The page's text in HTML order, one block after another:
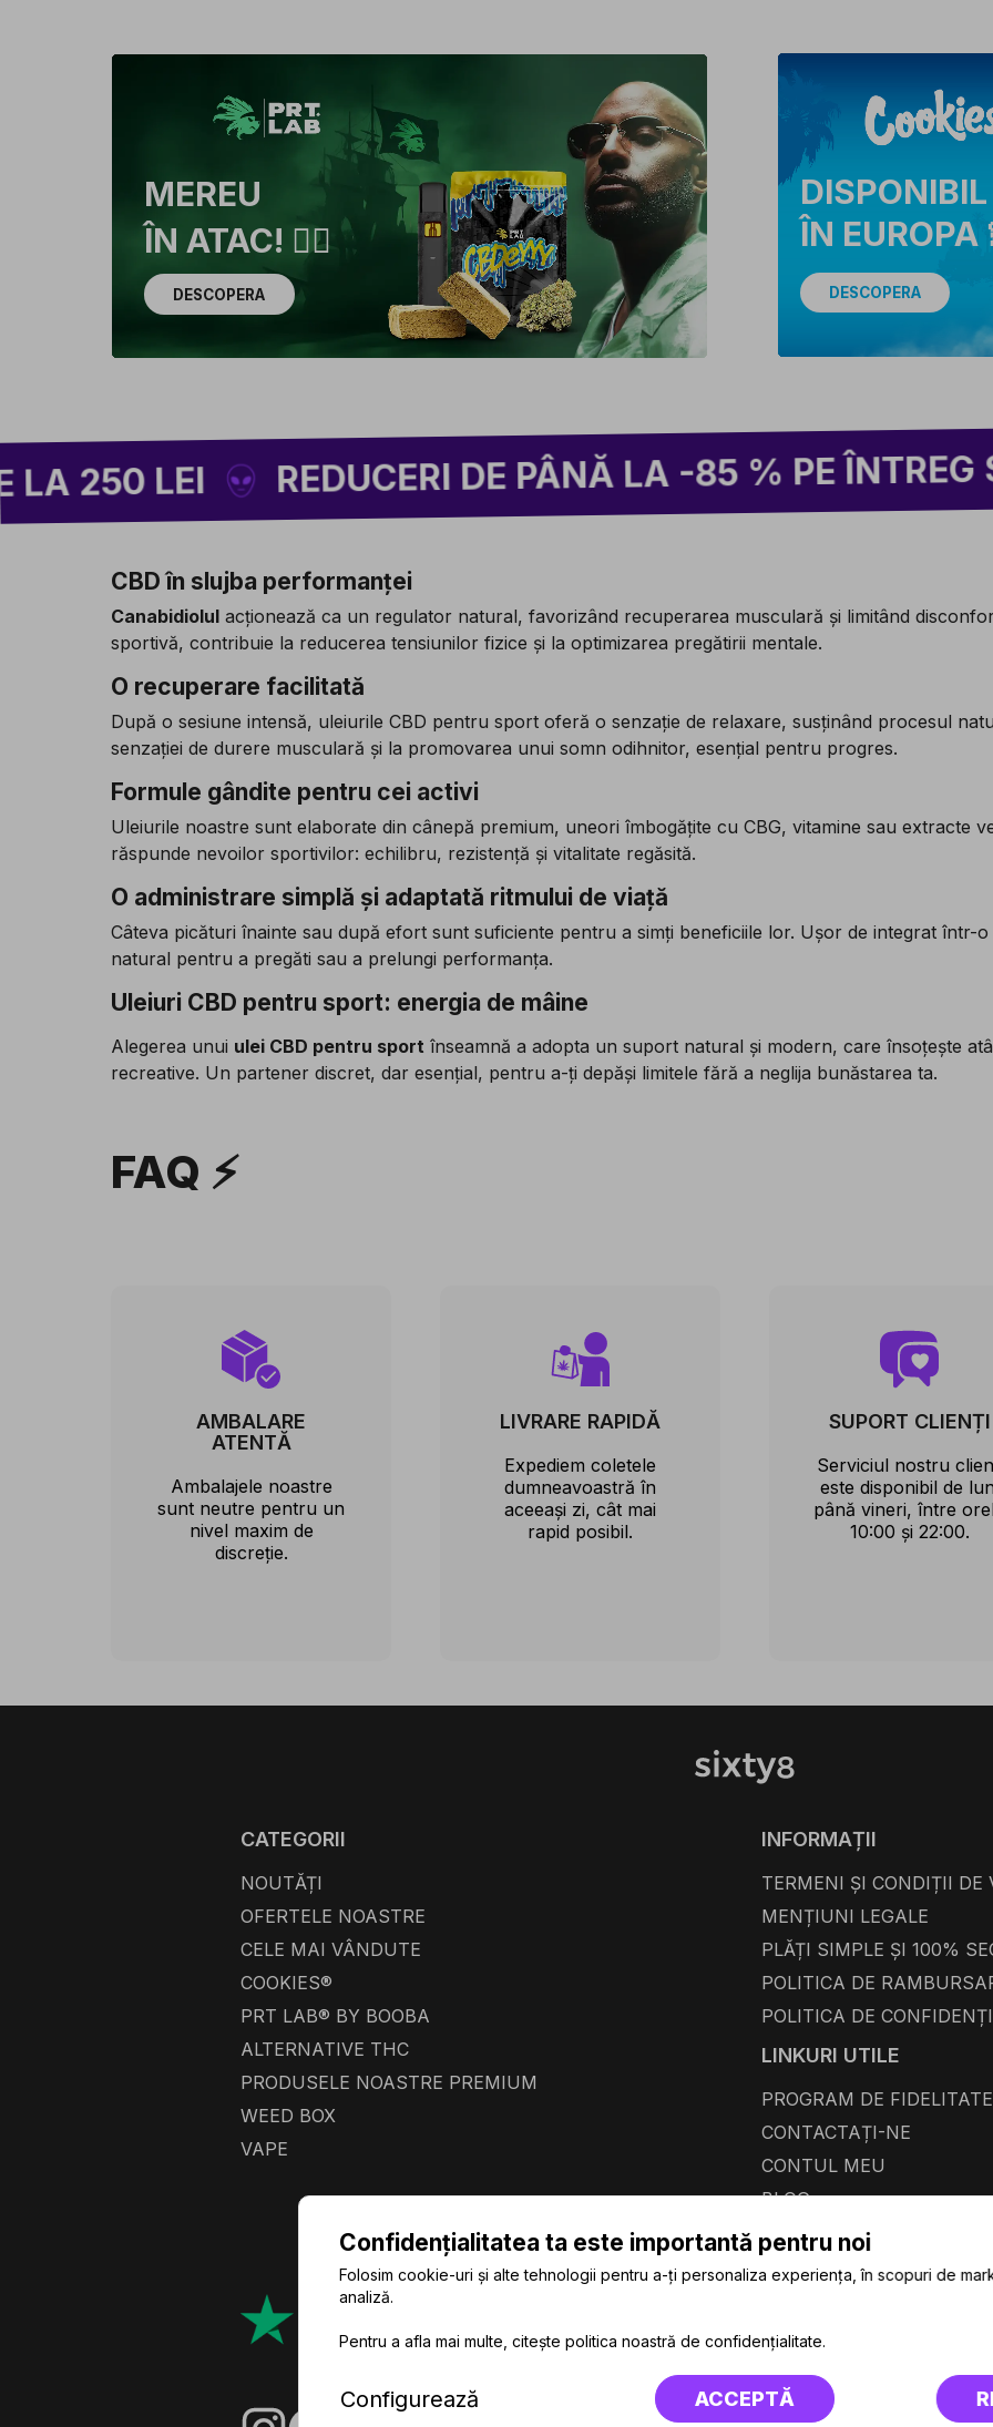
MEREU
ÎN ATAC! 🏴‍☠️
DESCOPERA
DISPONIBIL
ÎN EUROPA
DESCOPERA
LEI REDUCERI DE PÂNĂ LA -85 % PE ÎNTREG SITE-
CBD în slujba performanței
Canabidiolul acționează ca un regulator natural, favorizând recuperarea musculară și limitând
sportivă, contribuie la reducerea tensiunilor fizice și la optimizarea pregătirii mentale.
O recuperare facilitată
După o sesiune intensă, uleiurile CBD pentru sport oferă o senzație de relaxare, susținând procesul
senzației de durere musculară și la promovarea unui somn odihnitor, esențial pentru progres.
Formule gândite pentru cei activi
Uleiurile noastre sunt elaborate din cânepă premium, uneori îmbogățite cu CBG, vitamine sau extracte
răspunde nevoilor sportivilor: echilibru, rezistență și vitalitate regăsită.
O administrare simplă și adaptată ritmului de viață
Câteva picături înainte sau după efort sunt suficiente pentru a simți beneficiile lor. Ușor de integrat într-
natural pentru a pregăti sau a prelungi performanța.
Uleiuri CBD pentru sport: energia de mâine
Alegerea unui ulei CBD pentru sport înseamnă a adopta un suport natural și modern, care însoțește
recreative. Un partener discret, dar esențial, pentru a-ți depăși limitele fără a neglija bunăstarea ta.
FAQ ⚡
AMBALARE
ATENTĂ
Ambalajele noastre
sunt neutre pentru un
nivel maxim de
discreție.
LIVRARE RAPIDĂ
Expediem coletele
dumneavoastră în
aceeași zi, cât mai
rapid posibil.
SUPORT CLIENȚI
Serviciul nostru
este disponibil de
până vineri, între
10:00 și 22:00.
CATEGORII
NOUTĂȚI
OFERTELE NOASTRE
CELE MAI VÂNDUTE
COOKIES®
PRT LAB® BY BOOBA
ALTERNATIVE THC
PRODUSELE NOASTRE PREMIUM
WEED BOX
VAPE
INFORMAȚII
TERMENI ȘI CONDIȚII DE
MENȚIUNI LEGALE
PLĂȚI SIMPLE ȘI 100%
POLITICA DE
POLITICA DE
LINKURI UTILE
PROGRAM DE FIDELITATE
CONTACTAȚI-NE
CONTUL MEU
BLOG
ACCES B2B
HARTĂ A SITE-ULUI
Confidențialitatea ta este importantă pentru noi
Folosim cookie-uri și alte tehnologii pentru a-ți personaliza experiența, în scopuri de
analiză.
Pentru a afla mai multe, citește politica noastră de confidențialitate.
Configurează ACCEPTĂ